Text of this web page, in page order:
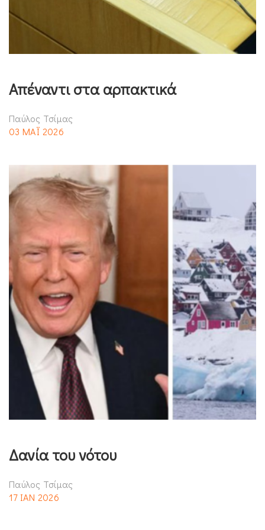
Απέναντι στα αρπακτικά
Παύλος Τσίμας
03 ΜΑΪ 2026
Δανία του νότου
Παύλος Τσίμας
17 ΙΑΝ 2026